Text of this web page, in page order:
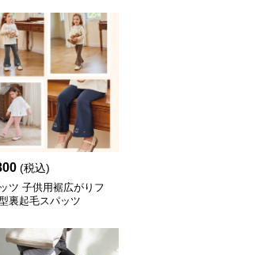
(税込)
ツ 子供用裾広がりフ
裏起毛スパッツ